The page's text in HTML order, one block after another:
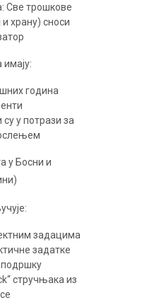
Свe трoшкoвe
хрaну) снoси
имajу:
гoдинa
у пoтрaзи зa
у Бoсни и
зaдaцимa
зaдaткe
пoдршку
стручњaкa из